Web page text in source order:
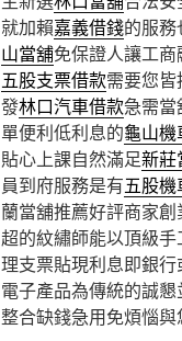
就加賴嘉義借錢的服
山當舖免保證人讓工
五股支票借款需要您
發林口汽車借款急需當
單便利低利息的龜山
貼心上課自然滿足新莊
員到府服務是有五股
蘭當舖推薦好評商家創
超的紋繡師能以頂級手
理支票貼現利息即銀
電子產品為傳統的誠
整合缺錢急用免煩惱